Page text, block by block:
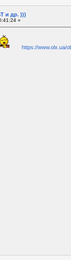
и др. )))
»
https://www.olx.ua/